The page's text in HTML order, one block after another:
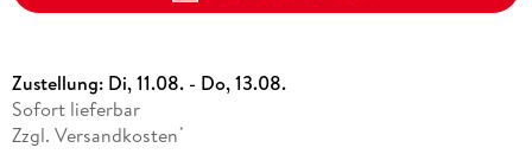
Zustellung: Di, 11.08. - Do, 13.08.
Sofort lieferbar
Zzgl. Versandkosten *